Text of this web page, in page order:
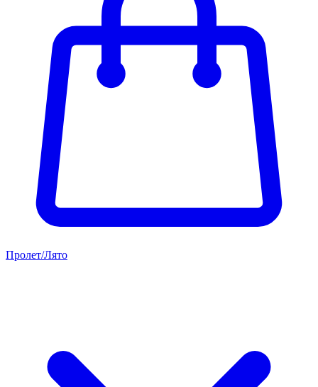
Пролет/Лято